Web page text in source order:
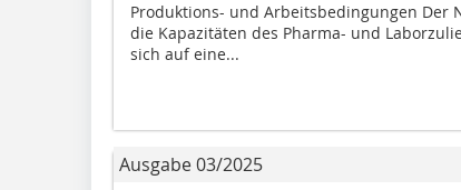
Produktions- und Arbeitsbedingungen Der
die Kapazitäten des Pharma- und
sich auf eine...
Ausgabe 03/2025